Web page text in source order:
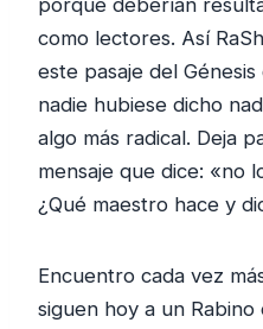
porque deberían
como lectores. Así
este pasaje del
nadie hubiese dicho
algo más radical. Deja
mensaje que dice: «no
¿Qué maestro hace y
Encuentro cada vez
siguen hoy a un